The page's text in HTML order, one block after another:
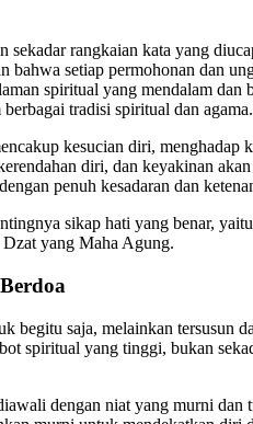
rangkaian kata yang
bahwa setiap permohonan dan
spiritual yang mendalam
tradisi spiritual dan agama.
kesucian diri,
diri, dan keyakinan
penuh kesadaran dan
sikap hati yang benar,
yang Maha Agung.
begitu saja, melainkan tersusun
spiritual yang tinggi, bukan
dengan niat yang murni